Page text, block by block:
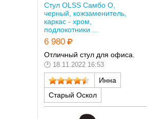
Стул OLSS Самбо О,
черный, кожзаменитель,
каркас - хром,
подлокотники ...
6 980
Отличный стул для офиса.
18.11.2022 16:53
Инна
Старый Оскол